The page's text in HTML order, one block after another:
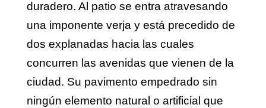
duradero. Al patio se entra atravesando
una imponente verja y está precedido de
dos explanadas hacia las cuales
concurren las avenidas que vienen de la
ciudad. Su pavimento empedrado sin
ningún elemento natural o artificial que